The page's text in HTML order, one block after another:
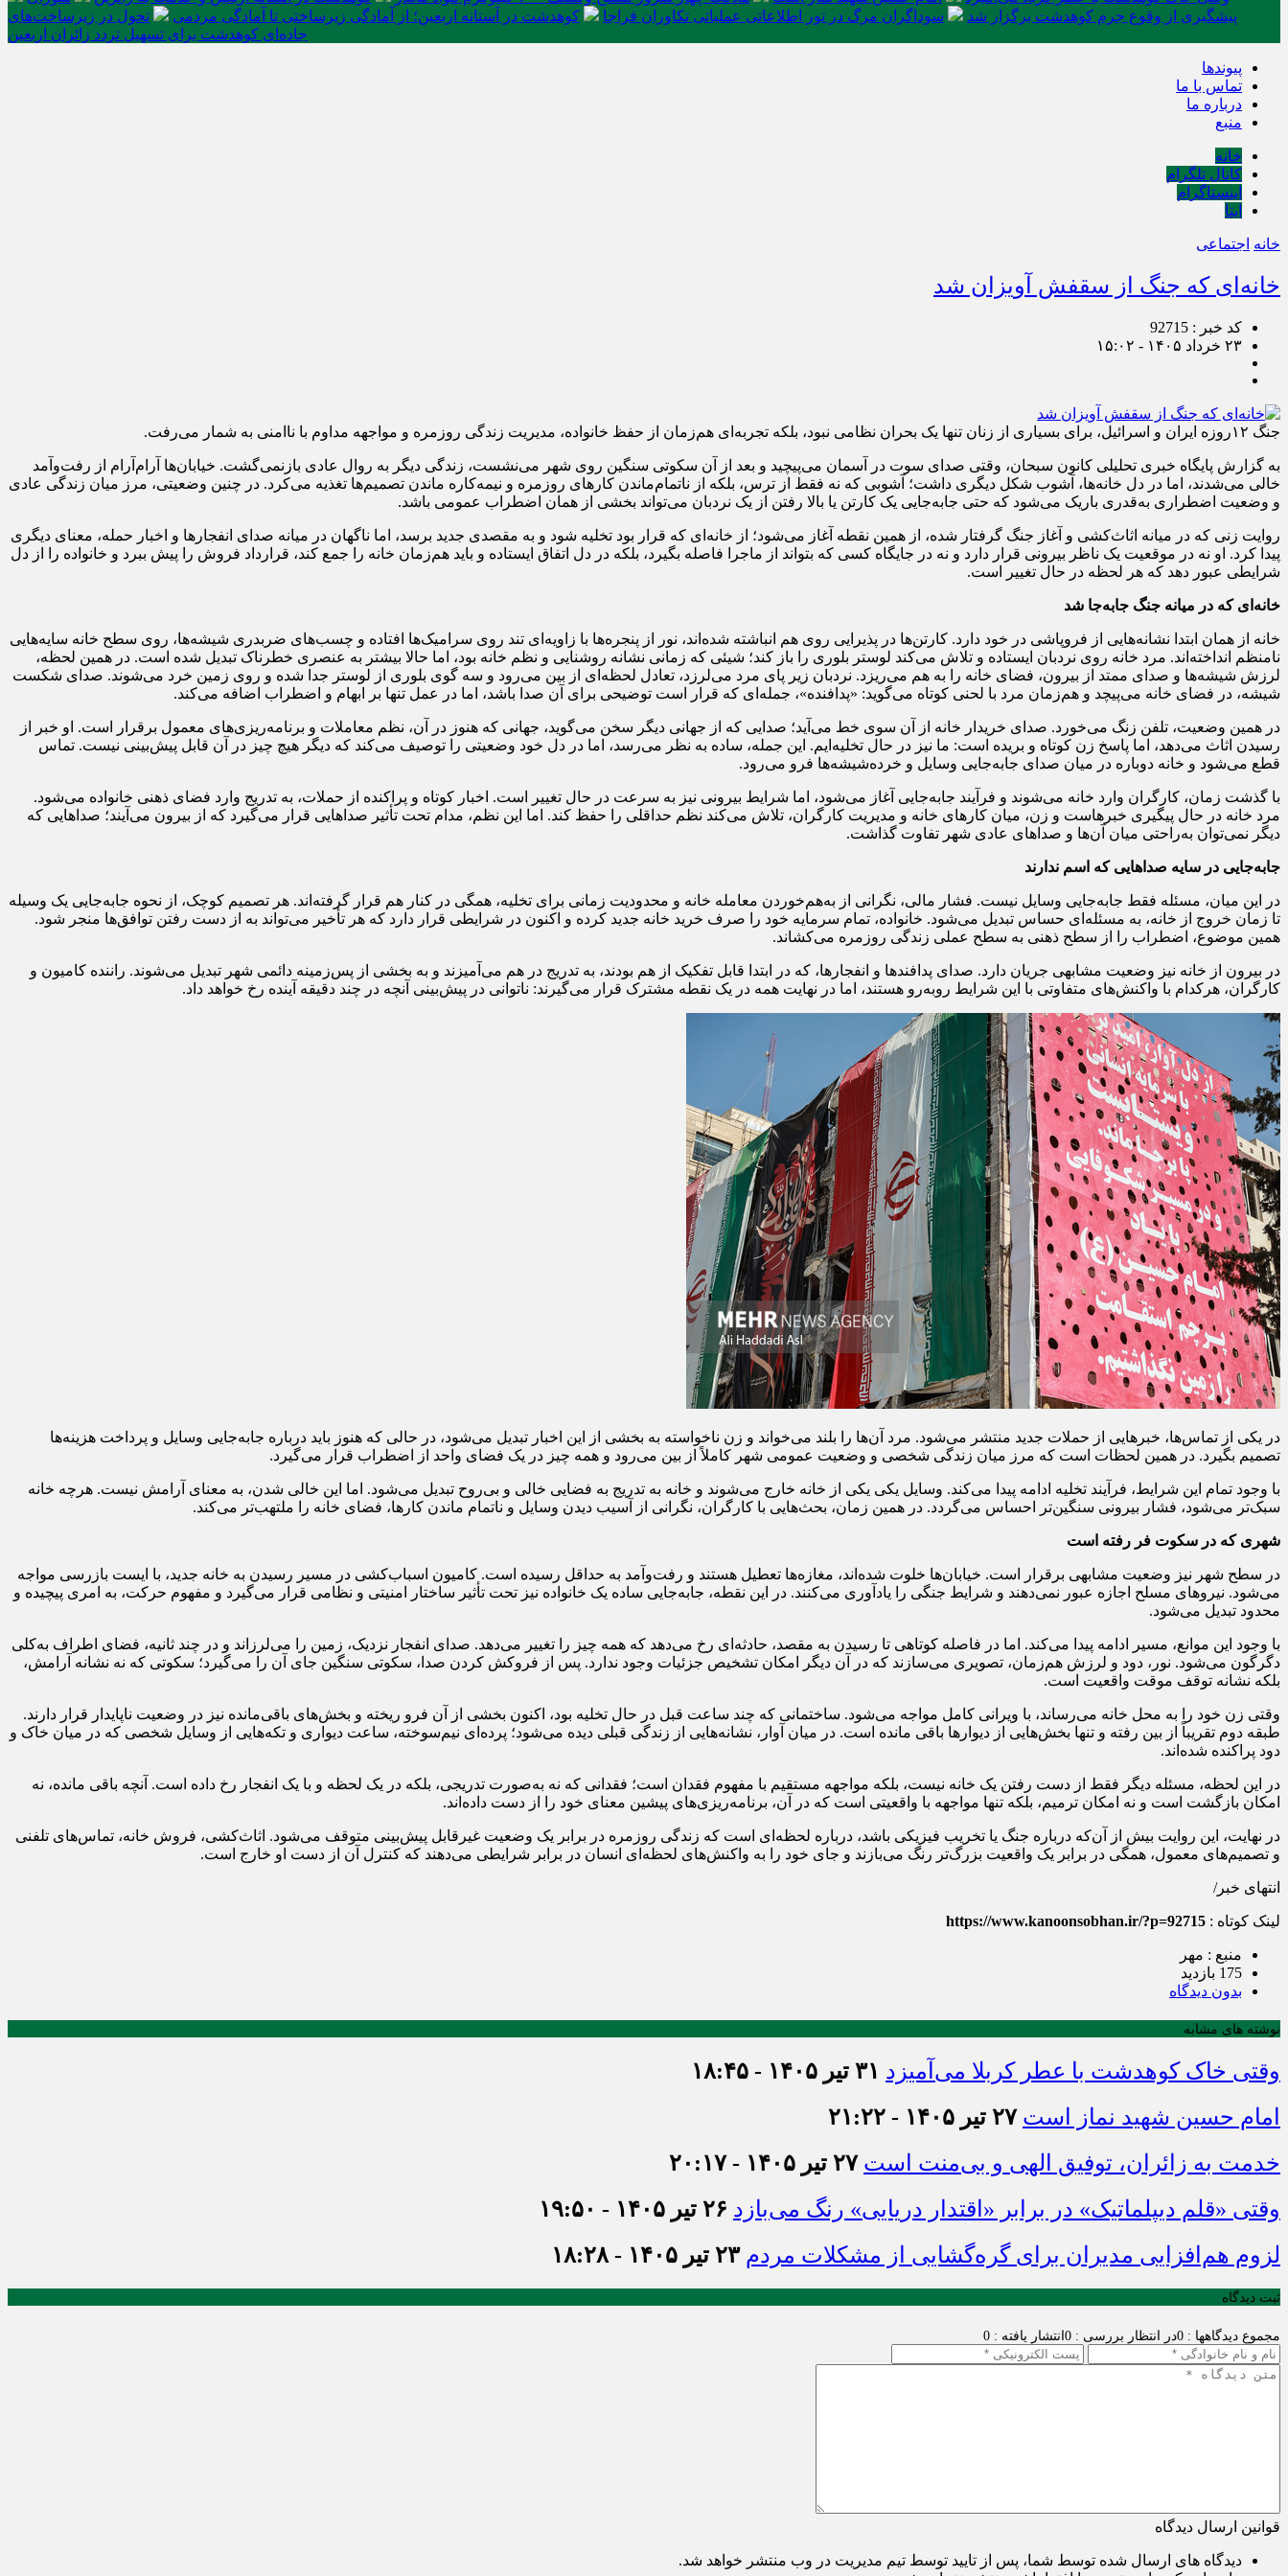
پیشگیری از وقوع جرم کوهدشت برگزار شد
سوداگران مرگ در تور اطلاعاتی عملیاتی تکاوران فراجا کوهدشت در آستانه اربعین؛ از آمادگی زیرساختی تا آمادگی مردمی
تحول در زیرساخت‌های
جاده‌ای کوهدشت برای تسهیل تردد زائران اربعین
پیوندها
تماس با ما
درباره ما
منبع
خانه
کانال تلگرام
اینستاگرام
ایتا
خانه اجتماعی
خانه‌ای که جنگ از سقفش آویزان شد
کد خبر : 92715
۲۳ خرداد ۱۴۰۵ - ۱۵:۰۲
جنگ ۱۲روزه ایران و اسرائیل، برای بسیاری از زنان تنها یک بحران نظامی نبود، بلکه تجربه‌ای هم‌زمان از حفظ خانواده، مدیریت زندگی روزمره و مواجهه مداوم با ناامنی به شمار می‌رفت.
به گزارش پایگاه خبری تحلیلی کانون سبحان، وقتی صدای سوت در آسمان می‌پیچید و بعد از آن سکوتی سنگین روی شهر می‌نشست، زندگی دیگر به روال عادی بازنمی‌گشت. خیابان‌ها آرام‌آرام از رفت‌وآمد
خالی می‌شدند، اما در دل خانه‌ها، آشوب شکل دیگری داشت؛ آشوبی که نه فقط از ترس، بلکه از ناتمام‌ماندن کارهای روزمره و نیمه‌کاره ماندن تصمیم‌ها تغذیه می‌کرد. در چنین وضعیتی، مرز میان زندگی عادی
و وضعیت اضطراری به‌قدری باریک می‌شود که حتی جابه‌جایی یک کارتن یا بالا رفتن از یک نردبان می‌تواند بخشی از همان اضطراب عمومی باشد.
روایت زنی که در میانه اثاث‌کشی و آغاز جنگ گرفتار شده، از همین نقطه آغاز می‌شود؛ از خانه‌ای که قرار بود تخلیه شود و به مقصدی جدید برسد، اما ناگهان در میانه صدای انفجارها و اخبار حمله، معنای دیگری
پیدا کرد. او نه در موقعیت یک ناظر بیرونی قرار دارد و نه در جایگاه کسی که بتواند از ماجرا فاصله بگیرد، بلکه در دل اتفاق ایستاده و باید هم‌زمان خانه را جمع کند، قرارداد فروش را پیش ببرد و خانواده را از دل
شرایطی عبور دهد که هر لحظه در حال تغییر است.
خانه‌ای که در میانه جنگ جابه‌جا شد
خانه از همان ابتدا نشانه‌هایی از فروپاشی در خود دارد. کارتن‌ها در پذیرایی روی هم انباشته شده‌اند، نور از پنجره‌ها با زاویه‌ای تند روی سرامیک‌ها افتاده و چسب‌های ضربدری شیشه‌ها، روی سطح خانه سایه‌هایی
نامنظم انداخته‌اند. مرد خانه روی نردبان ایستاده و تلاش می‌کند لوستر بلوری را باز کند؛ شیئی که زمانی نشانه روشنایی و نظم خانه بود، اما حالا بیشتر به عنصری خطرناک تبدیل شده است. در همین لحظه،
لرزش شیشه‌ها و صدای ممتد از بیرون، فضای خانه را به هم می‌ریزد. نردبان زیر پای مرد می‌لرزد، تعادل لحظه‌ای از بین می‌رود و سه گوی بلوری از لوستر جدا شده و روی زمین خرد می‌شوند. صدای شکست
شیشه، در فضای خانه می‌پیچد و هم‌زمان مرد با لحنی کوتاه می‌گوید: «پدافنده»، جمله‌ای که قرار است توضیحی برای آن صدا باشد، اما در عمل تنها بر ابهام و اضطراب اضافه می‌کند.
در همین وضعیت، تلفن زنگ می‌خورد. صدای خریدار خانه از آن سوی خط می‌آید؛ صدایی که از جهانی دیگر سخن می‌گوید، جهانی که هنوز در آن، نظم معاملات و برنامه‌ریزی‌های معمول برقرار است. او خبر از
رسیدن اثاث می‌دهد، اما پاسخ زن کوتاه و بریده است: ما نیز در حال تخلیه‌ایم. این جمله، ساده به نظر می‌رسد، اما در دل خود وضعیتی را توصیف می‌کند که دیگر هیچ چیز در آن قابل پیش‌بینی نیست. تماس
قطع می‌شود و خانه دوباره در میان صدای جابه‌جایی وسایل و خرده‌شیشه‌ها فرو می‌رود.
با گذشت زمان، کارگران وارد خانه می‌شوند و فرآیند جابه‌جایی آغاز می‌شود، اما شرایط بیرونی نیز به سرعت در حال تغییر است. اخبار کوتاه و پراکنده از حملات، به تدریج وارد فضای ذهنی خانواده می‌شود.
مرد خانه در حال پیگیری خبرهاست و زن، میان کارهای خانه و مدیریت کارگران، تلاش می‌کند نظم حداقلی را حفظ کند. اما این نظم، مدام تحت تأثیر صداهایی قرار می‌گیرد که از بیرون می‌آیند؛ صداهایی که
دیگر نمی‌توان به‌راحتی میان آن‌ها و صداهای عادی شهر تفاوت گذاشت.
جابه‌جایی در سایه صداهایی که اسم ندارند
در این میان، مسئله فقط جابه‌جایی وسایل نیست. فشار مالی، نگرانی از به‌هم‌خوردن معامله خانه و محدودیت زمانی برای تخلیه، همگی در کنار هم قرار گرفته‌اند. هر تصمیم کوچک، از نحوه جابه‌جایی یک وسیله
تا زمان خروج از خانه، به مسئله‌ای حساس تبدیل می‌شود. خانواده، تمام سرمایه خود را صرف خرید خانه جدید کرده و اکنون در شرایطی قرار دارد که هر تأخیر می‌تواند به از دست رفتن توافق‌ها منجر شود.
همین موضوع، اضطراب را از سطح ذهنی به سطح عملی زندگی روزمره می‌کشاند.
در بیرون از خانه نیز وضعیت مشابهی جریان دارد. صدای پدافندها و انفجارها، که در ابتدا قابل تفکیک از هم بودند، به تدریج در هم می‌آمیزند و به بخشی از پس‌زمینه دائمی شهر تبدیل می‌شوند. راننده کامیون و
کارگران، هرکدام با واکنش‌های متفاوتی با این شرایط روبه‌رو هستند، اما در نهایت همه در یک نقطه مشترک قرار می‌گیرند: ناتوانی در پیش‌بینی آنچه در چند دقیقه آینده رخ خواهد داد.
در یکی از تماس‌ها، خبرهایی از حملات جدید منتشر می‌شود. مرد آن‌ها را بلند می‌خواند و زن ناخواسته به بخشی از این اخبار تبدیل می‌شود، در حالی که هنوز باید درباره جابه‌جایی وسایل و پرداخت هزینه‌ها
تصمیم بگیرد. در همین لحظات است که مرز میان زندگی شخصی و وضعیت عمومی شهر کاملاً از بین می‌رود و همه چیز در یک فضای واحد از اضطراب قرار می‌گیرد.
با وجود تمام این شرایط، فرآیند تخلیه ادامه پیدا می‌کند. وسایل یکی ‌یکی از خانه خارج می‌شوند و خانه به تدریج به فضایی خالی و بی‌روح تبدیل می‌شود. اما این خالی شدن، به معنای آرامش نیست. هرچه خانه
سبک‌تر می‌شود، فشار بیرونی سنگین‌تر احساس می‌گردد. در همین زمان، بحث‌هایی با کارگران، نگرانی از آسیب دیدن وسایل و ناتمام ماندن کارها، فضای خانه را ملتهب‌تر می‌کند.
شهری که در سکوت فر رفته است
در سطح شهر نیز وضعیت مشابهی برقرار است. خیابان‌ها خلوت شده‌اند، مغازه‌ها تعطیل هستند و رفت‌وآمد به حداقل رسیده است. کامیون اسباب‌کشی در مسیر رسیدن به خانه جدید، با ایست بازرسی مواجه
می‌شود. نیروهای مسلح اجازه عبور نمی‌دهند و شرایط جنگی را یادآوری می‌کنند. در این نقطه، جابه‌جایی ساده یک خانواده نیز تحت تأثیر ساختار امنیتی و نظامی قرار می‌گیرد و مفهوم حرکت، به امری پیچیده و
محدود تبدیل می‌شود.
با وجود این موانع، مسیر ادامه پیدا می‌کند. اما در فاصله کوتاهی تا رسیدن به مقصد، حادثه‌ای رخ می‌دهد که همه چیز را تغییر می‌دهد. صدای انفجار نزدیک، زمین را می‌لرزاند و در چند ثانیه، فضای اطراف به‌کلی
دگرگون می‌شود. نور، دود و لرزش هم‌زمان، تصویری می‌سازند که در آن دیگر امکان تشخیص جزئیات وجود ندارد. پس از فروکش کردن صدا، سکوتی سنگین جای آن را می‌گیرد؛ سکوتی که نه نشانه آرامش،
بلکه نشانه توقف موقت واقعیت است.
وقتی زن خود را به محل خانه می‌رساند، با ویرانی کامل مواجه می‌شود. ساختمانی که چند ساعت قبل در حال تخلیه بود، اکنون بخشی از آن فرو ریخته و بخش‌های باقی‌مانده نیز در وضعیت ناپایدار قرار دارند.
طبقه دوم تقریباً از بین رفته و تنها بخش‌هایی از دیوارها باقی مانده است. در میان آوار، نشانه‌هایی از زندگی قبلی دیده می‌شود؛ پرده‌ای نیم‌سوخته، ساعت دیواری و تکه‌هایی از وسایل شخصی که در میان خاک و
دود پراکنده شده‌اند.
در این لحظه، مسئله دیگر فقط از دست رفتن یک خانه نیست، بلکه مواجهه مستقیم با مفهوم فقدان است؛ فقدانی که نه به‌صورت تدریجی، بلکه در یک لحظه و با یک انفجار رخ داده است. آنچه باقی مانده، نه
امکان بازگشت است و نه امکان ترمیم، بلکه تنها مواجهه با واقعیتی است که در آن، برنامه‌ریزی‌های پیشین معنای خود را از دست داده‌اند.
در نهایت، این روایت بیش از آن‌که درباره جنگ یا تخریب فیزیکی باشد، درباره لحظه‌ای است که زندگی روزمره در برابر یک وضعیت غیرقابل پیش‌بینی متوقف می‌شود. اثاث‌کشی، فروش خانه، تماس‌های تلفنی
و تصمیم‌های معمول، همگی در برابر یک واقعیت بزرگ‌تر رنگ می‌بازند و جای خود را به واکنش‌های لحظه‌ای انسان در برابر شرایطی می‌دهند که کنترل آن از دست او خارج است.
انتهای خبر/
لینک کوتاه : https://www.kanoonsobhan.ir/?p=92715
منبع : مهر
175 بازدید
بدون دیدگاه
نوشته های مشابه
وقتی خاک کوهدشت با عطر کربلا می‌آمیزد ۳۱ تیر ۱۴۰۵ - ۱۸:۴۵
امام حسین شهید نماز است ۲۷ تیر ۱۴۰۵ - ۲۱:۲۲
خدمت به زائران، توفیق الهی و بی‌منت است ۲۷ تیر ۱۴۰۵ - ۲۰:۱۷
وقتی «قلم دیپلماتیک» در برابر «اقتدار دریایی» رنگ می‌بازد ۲۶ تیر ۱۴۰۵ - ۱۹:۵۰
لزوم هم‌افزایی مدیران برای گره‌گشایی از مشکلات مردم ۲۳ تیر ۱۴۰۵ - ۱۸:۲۸
ثبت دیدگاه
مجموع دیدگاهها : 0 در انتظار بررسی : 0 انتشار یافته : 0
قوانین ارسال دیدگاه
دیدگاه های ارسال شده توسط شما، پس از تایید توسط تیم مدیریت در وب منتشر خواهد شد.